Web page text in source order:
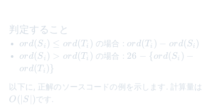
判定すること
ord(S_i)
\leq
ord(T_i)
ord(Si ) ≤ ord(T i ) の場合 : ord(T_i)
-
ord(T i ) − ord(Si )
ord(S_i)
>
ord(Si ) > ord(T i ) の場合 : 26 -
-
26 − { ord(Si ) −
ord(T i )}
以下に, 正解のソースコードの例を示します. 計算量は
O ( S )です.